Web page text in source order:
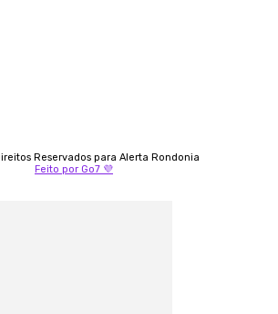
Reservados para Alerta Rondonia
Feito por Go7 💜